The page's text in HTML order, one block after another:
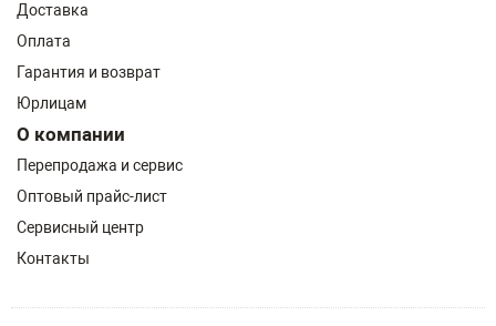
Доставка
Оплата
Гарантия и возврат
Юрлицам
О компании
Перепродажа и сервис
Оптовый прайс-лист
Сервисный центр
Контакты